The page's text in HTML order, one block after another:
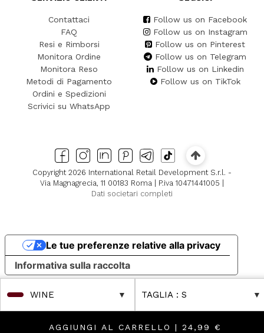
WINE TAGLIA : S
AGGIUNGI AL CARRELLO | 24,99 €
Contattaci
FAQ
Resi e Rimborsi
Monitora Ordine
Monitora Reso
Metodi di Pagamento
Ordini e Spedizioni
Scrivici su WhatsApp
Follow us on Facebook
Follow us on Instagram
Follow us on Pinterest
Follow us on Telegram
Follow us on Linkedin
Follow us on TikTok
Copyright 2026 International Retail Development S.r.l. -
Via Magnagrecia, 11 00183 Roma | P.iva 10471441005 |
Dati societari completi
Informativa sulla raccolta
Le tue preferenze relative alla privacy